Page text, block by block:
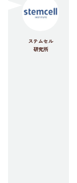
ステムセル
研究所